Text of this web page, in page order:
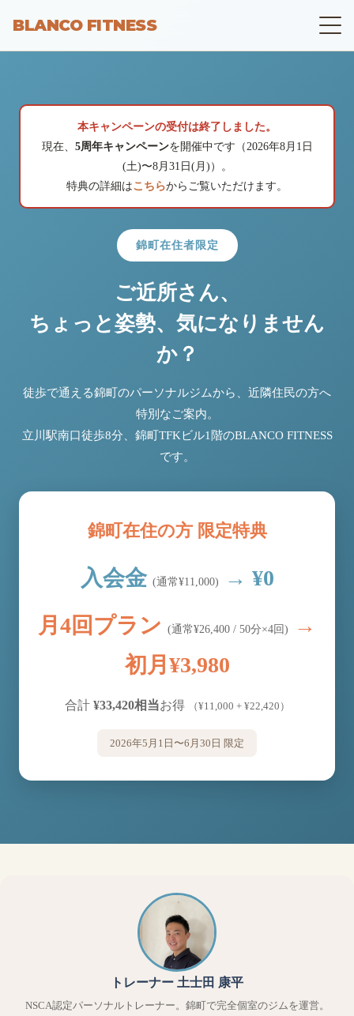
BLANCO FITNESS
本キャンペーンの受付は終了しました。
現在、 5周年キャンペーンを開催中です（2026年8月1日
(土)〜8月31日(月)）。
特典の詳細はこちらからご覧いただけます。
錦町在住者限定
ご近所さん、
ちょっと姿勢、気になりません
か？
徒歩で通える錦町のパーソナルジムから、近隣住民の方へ
特別なご案内。
立川駅南口徒歩8分、錦町TFKビル1階のBLANCO FITNESS
です。
錦町在住の方 限定特典
入会金 (通常¥11,000) → ¥0
月4回プラン (通常¥26,400 / 50分×4回)
→
初月¥3,980
合計 ¥33,420相当お得 （¥11,000 + ¥22,420）
2026年5月1日〜6月30日 限定
トレーナー 土士田 康平
NSCA認定パーソナルトレーナー。錦町で完全個室のジムを運営。